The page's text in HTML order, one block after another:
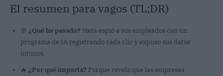
El resumen para vagos (TL;DR)
🎯 ¿Qué ha pasado? Meta espió a sus empleados con un
programa de IA registrando cada clic y expuso sus datos
íntimos.
🔥 ¿Por qué importa? Porque revela que las empresas